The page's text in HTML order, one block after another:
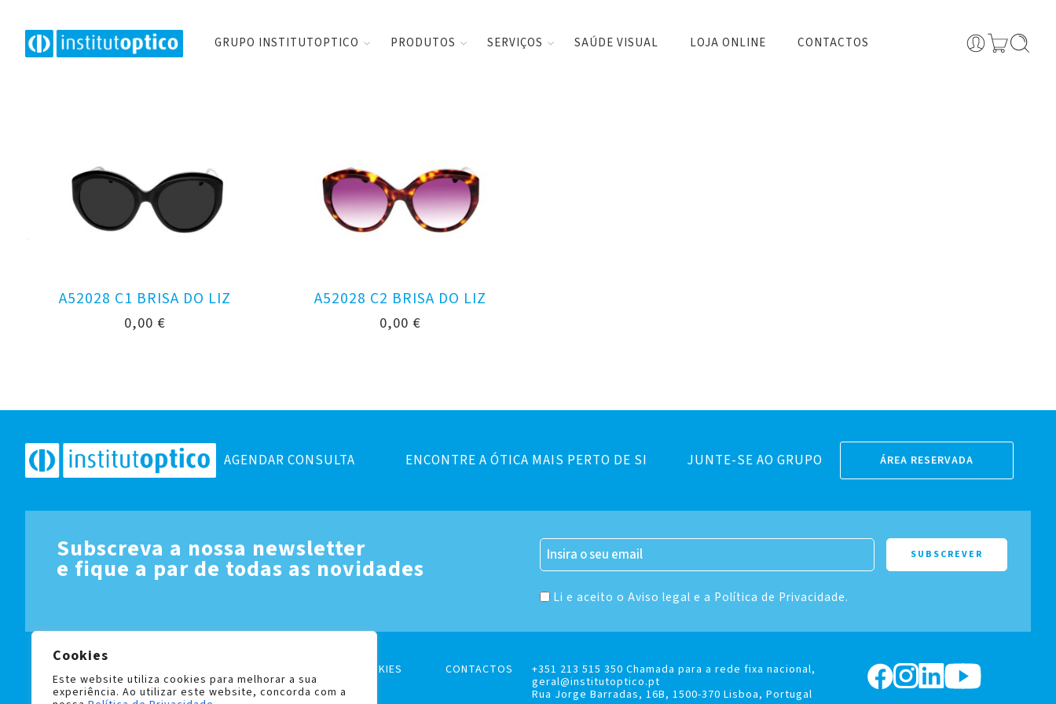
Cookies
Este website utiliza cookies para melhorar a sua
experiência. Ao utilizar este website, concorda com a
GRUPO INSTITUTOPTICO PRODUTOS SERVIÇOS SAÚDE VISUAL LOJA ONLINE CONTACTOS
A52028 C1 BRISA DO LIZ
0,00 €
A52028 C2 BRISA DO LIZ
0,00 €
AGENDAR CONSULTA ENCONTRE A ÓTICA MAIS PERTO DE SI JUNTE-SE AO GRUPO ÁREA RESERVADA
Subscreva a nossa newsletter
e fique a par de todas as novidades
Li e aceito o Aviso legal e a Política de Privacidade.
POLÍTICA DE PRIVACIDADE E COOKIES CONTACTOS
+351 213 515 350 Chamada para a rede fixa nacional,
geral@institutoptico.pt
Rua Jorge Barradas, 16B, 1500-370 Lisboa, Portugal